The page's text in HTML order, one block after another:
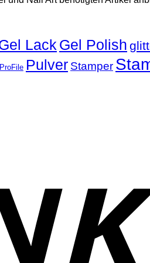
Lack Gel Polish
ProFile Pulver Stamper